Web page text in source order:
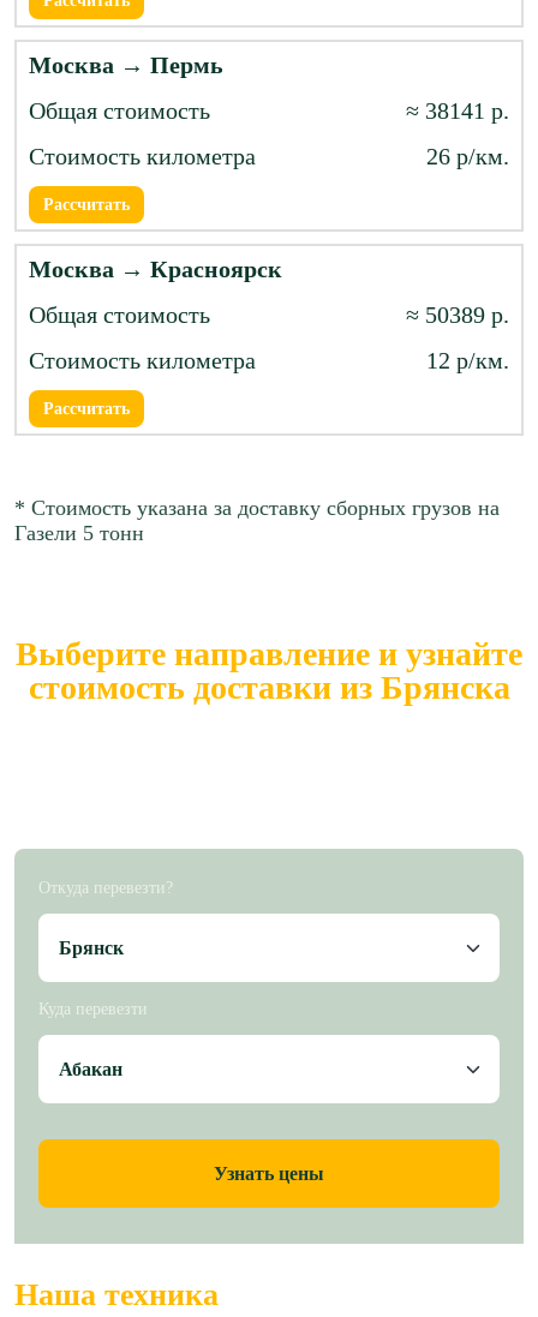
Москва → Пермь
≈ 38141 р.
26 р/км.
Рассчитать
Москва → Красноярск
≈ 50389 р.
12 р/км.
Рассчитать
* Стоимость указана за доставку сборных грузов на
Газели 5 тонн
Выберите направление и узнайте
стоимость доставки из Брянска
Откуда перевезти?
Куда перевезти
Узнать цены
Наша техника